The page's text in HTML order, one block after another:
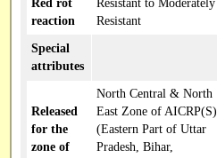
Red rot
reaction
Resistant to Moderately
Resistant
Special
attributes
Released
for the
zone of
North Central & North
East Zone of AICRP(S)
(Eastern Part of Uttar
Pradesh, Bihar,